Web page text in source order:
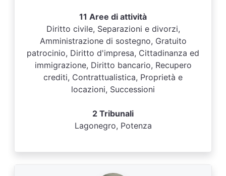
11 Aree di attività
Diritto civile, Separazioni e divorzi,
Amministrazione di sostegno, Gratuito
patrocinio, Diritto d'impresa, Cittadinanza ed
immigrazione, Diritto bancario, Recupero
crediti, Contrattualistica, Proprietà e
locazioni, Successioni
2 Tribunali
Lagonegro, Potenza